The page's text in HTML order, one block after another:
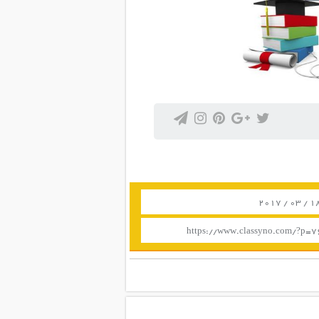
https://www.classyno.com/